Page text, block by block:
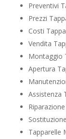
Preventivi
Prezzi
Costi
Vendita
Montaggio
Apertura
Assistenza
Tapparelle